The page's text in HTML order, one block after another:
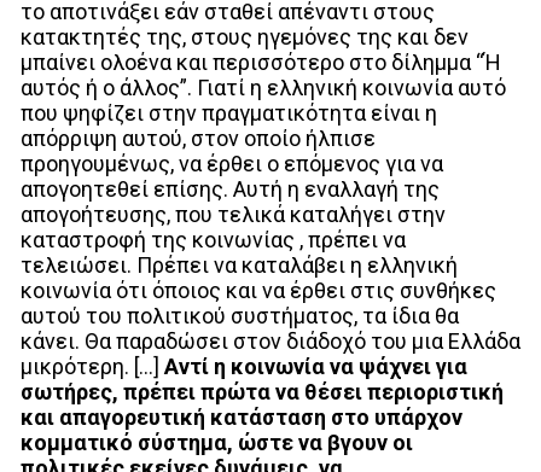
το αποτινάξει εάν σταθεί απέναντι στους
κατακτητές της, στους ηγεμόνες της και δεν
μπαίνει ολοένα και περισσότερο στο δίλημμα “Ή
αυτός ή ο άλλος”. Γιατί η ελληνική κοινωνία αυτό
που ψηφίζει στην πραγματικότητα είναι η
απόρριψη αυτού, στον οποίο ήλπισε
προηγουμένως, να έρθει ο επόμενος για να
απογοητεθεί επίσης. Αυτή η εναλλαγή της
απογοήτευσης, που τελικά καταλήγει στην
καταστροφή της κοινωνίας , πρέπει να
τελειώσει. Πρέπει να καταλάβει η ελληνική
κοινωνία ότι όποιος και να έρθει στις συνθήκες
αυτού του πολιτικού συστήματος, τα ίδια θα
κάνει. Θα παραδώσει στον διάδοχό του μια Ελλάδα
μικρότερη. […] Αντί η κοινωνία να ψάχνει για
σωτήρες, πρέπει πρώτα να θέσει περιοριστική
και απαγορευτική κατάσταση στο υπάρχον
κομματικό σύστημα, ώστε να βγουν οι